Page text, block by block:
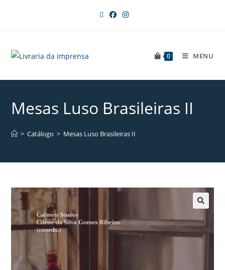
0 MENU
Mesas Luso Brasileiras II
> Catálogo > Mesas Luso Brasileiras II